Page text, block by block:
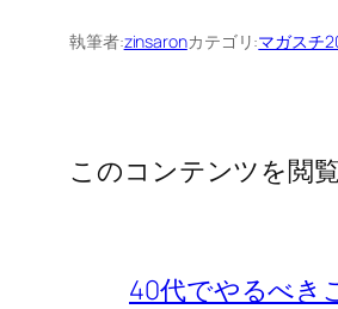
執筆者:zinsaronカテゴリ:マガスチ
このコンテンツを閲
40代でやるべき